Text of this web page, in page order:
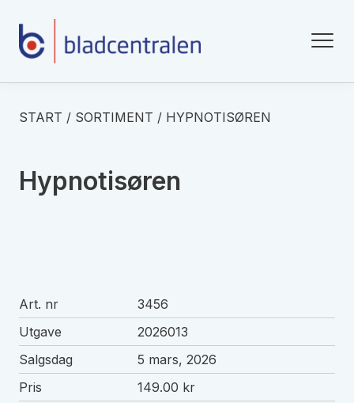
START / SORTIMENT / HYPNOTISØREN
Hypnotisøren
Art. nr
3456
Utgave
2026013
Salgsdag
5 mars, 2026
Pris
149.00 kr